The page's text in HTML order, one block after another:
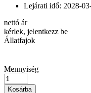
Lejárati idő: 2028-
nettó ár
kérlek, jelentkezz be
Állatfajok
Mennyiség
Kosárba